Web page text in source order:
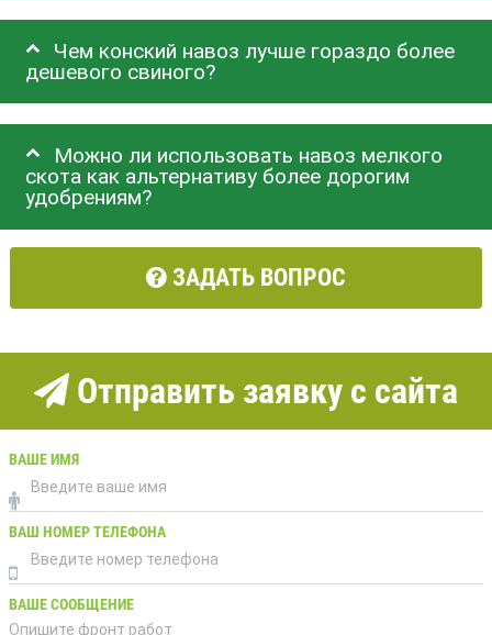
Чем конский навоз лучше гораздо более
дешевого свиного?
Можно ли использовать навоз мелкого
скота как альтернативу более дорогим
удобрениям?
ЗАДАТЬ ВОПРОС
Отправить заявку с сайта
ВАШЕ ИМЯ
ВАШ НОМЕР ТЕЛЕФОНА
ВАШЕ СООБЩЕНИЕ